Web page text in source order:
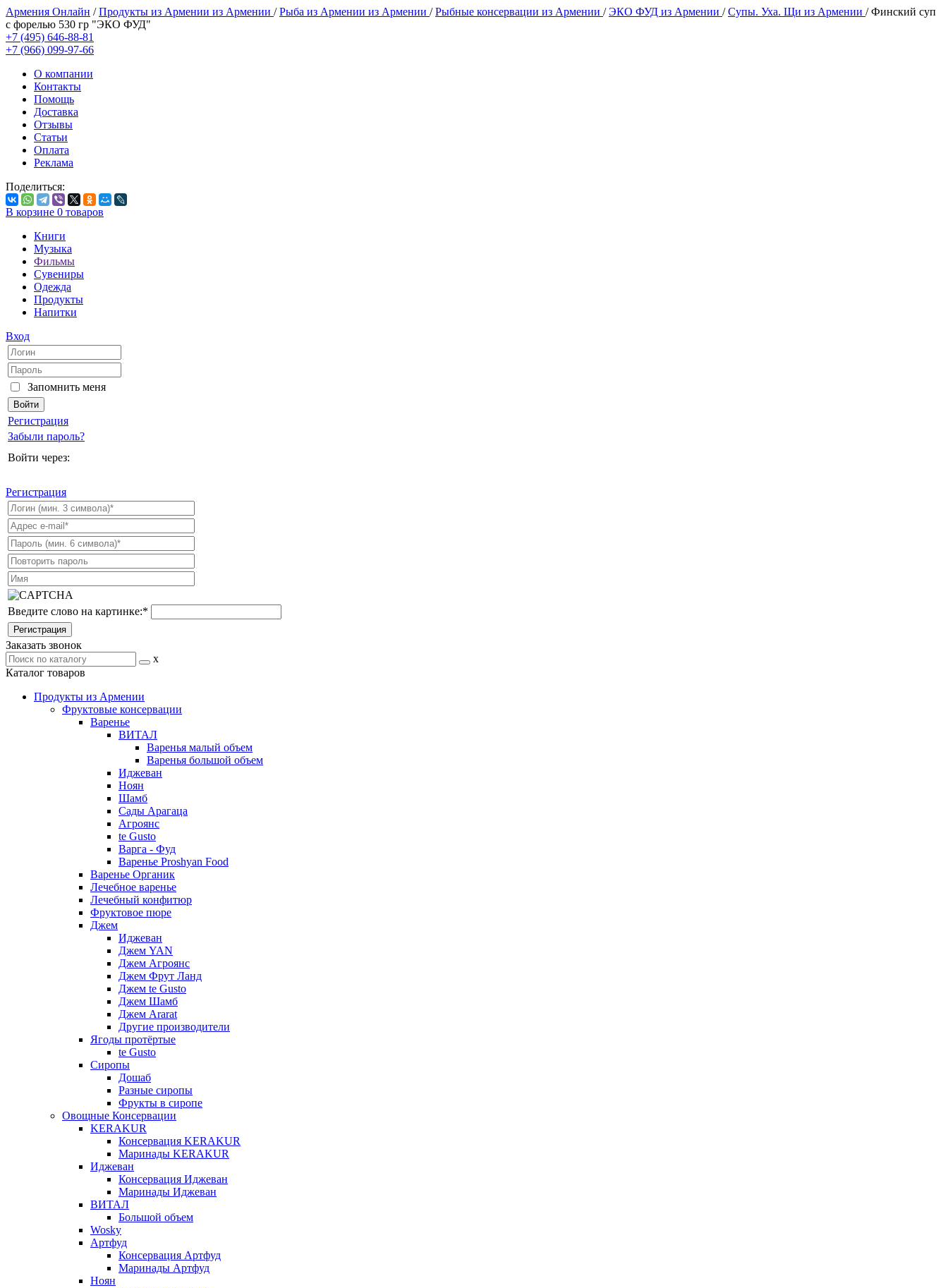
Армения Онлайн /Продукты из Армении из Армении /Рыба из Армении из Армении /Рыбные консервации из Армении /ЭКО ФУД из Армении /Супы. Уха. Щи из Армении /Финский суп
с форелью 530 гр "ЭКО ФУД"
+7 (495) 646-88-81
+7 (966) 099-97-66
О компании
Контакты
Помощь
Доставка
Отзывы
Статьи
Оплата
Реклама
Поделиться:
В корзине 0 товаров
Книги
Музыка
Фильмы
Сувениры
Одежда
Продукты
Напитки
Вход
Запомнить меня
Регистрация
Забыли пароль?
Войти через:
Регистрация
Введите слово на картинке:*
Заказать звонок
x
Каталог товаров
Продукты из Армении
Фруктовые консервации
Варенье
ВИТАЛ
Варенья малый объем
Варенья большой объем
Иджеван
Ноян
Шамб
Сады Арагаца
Агроянс
te Gusto
Варга - Фуд
Варенье Proshyan Food
Варенье Органик
Лечебное варенье
Лечебный конфитюр
Фруктовое пюре
Джем
Иджеван
Джем YAN
Джем Агроянс
Джем Фрут Ланд
Джем te Gusto
Джем Шамб
Джем Ararat
Другие производители
Ягоды протёртые
te Gusto
Сиропы
Дошаб
Разные сиропы
Фрукты в сиропе
Овощные Консервации
KERAKUR
Консервация KERAKUR
Маринады KERAKUR
Иджеван
Консервация Иджеван
Маринады Иджеван
ВИТАЛ
Большой объем
Wosky
Артфуд
Консервация Артфуд
Маринады Артфуд
Ноян